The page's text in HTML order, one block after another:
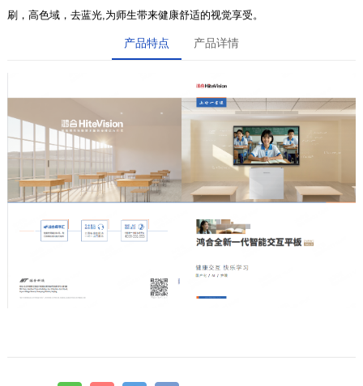
刷，高色域，去蓝光,为师生带来健康舒适的视觉享受。
产品特点 产品详情